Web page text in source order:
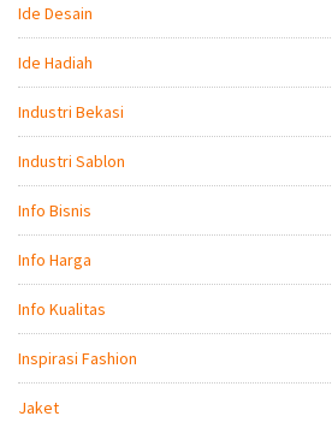
Ide Desain
Ide Hadiah
Industri Bekasi
Industri Sablon
Info Bisnis
Info Harga
Info Kualitas
Inspirasi Fashion
Jaket